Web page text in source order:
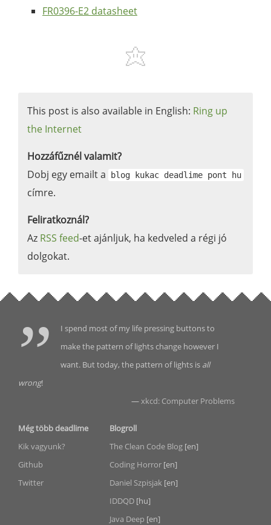
FR0396-E2 datasheet
This post is also available in English: Ring up
the Internet
Hozzáfűznél valamit?
Dobj egy emailt a
blog kukac deadlime pont hu
címre.
Feliratkoznál?
Az RSS feed-et ajánljuk, ha kedveled a régi jó
dolgokat.
I spend most of my life pressing buttons to
make the pattern of lights change however I
want. But today, the pattern of lights is all
wrong!
—xkcd: Computer Problems
Még több deadlime
Kik vagyunk?
Github
Twitter
Blogroll
The Clean Code Blog [en]
Coding Horror [en]
Daniel Szpisjak [en]
IDDQD [hu]
Java Deep [en]